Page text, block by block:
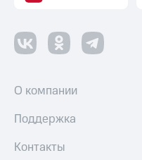
О компании
Поддержка
Контакты